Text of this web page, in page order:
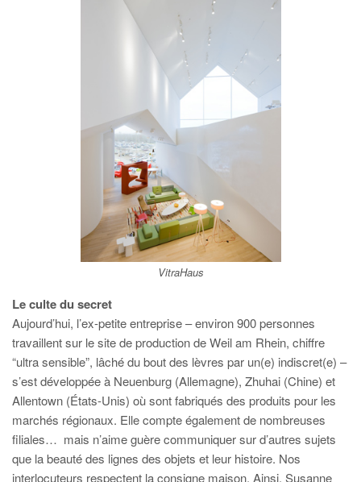
VitraHaus
Le culte du secret
Aujourd’hui, l’ex-petite entreprise – environ 900 personnes
travaillent sur le site de production de Weil am Rhein, chiffre
“ultra sensible”, lâché du bout des lèvres par un(e) indiscret(e) –
s’est développée à Neuenburg (Allemagne), Zhuhai (Chine) et
Allentown (États-Unis) où sont fabriqués des produits pour les
marchés régionaux. Elle compte également de nombreuses
filiales… mais n’aime guère communiquer sur d’autres sujets
que la beauté des lignes des objets et leur histoire. Nos
interlocuteurs respectent la consigne maison. Ainsi, Susanne